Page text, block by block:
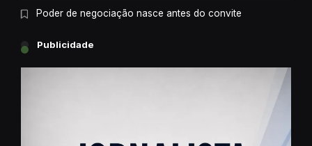
Poder de negociação nasce antes do convite
Publicidade